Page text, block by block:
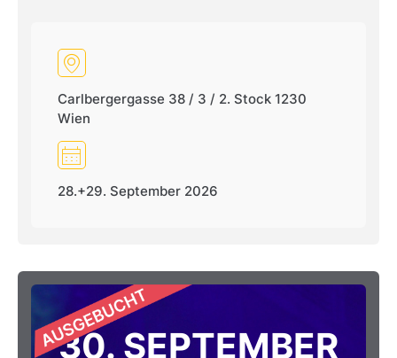
Carlbergergasse 38 / 3 / 2. Stock 1230
Wien
28.+29. September 2026
30. SEPTEMBER